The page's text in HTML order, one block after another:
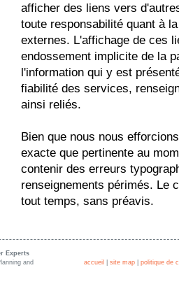
afficher des liens vers
toute responsabilité quant à
externes. L'affichage de ces
endossement implicite de la
l'information qui y est
fiabilité des services,
ainsi reliés.
Bien que nous nous
exacte que pertinente au
contenir des erreurs
renseignements périmés. Le
tout temps, sans préavis.
Experts
and
accueil site map politique de